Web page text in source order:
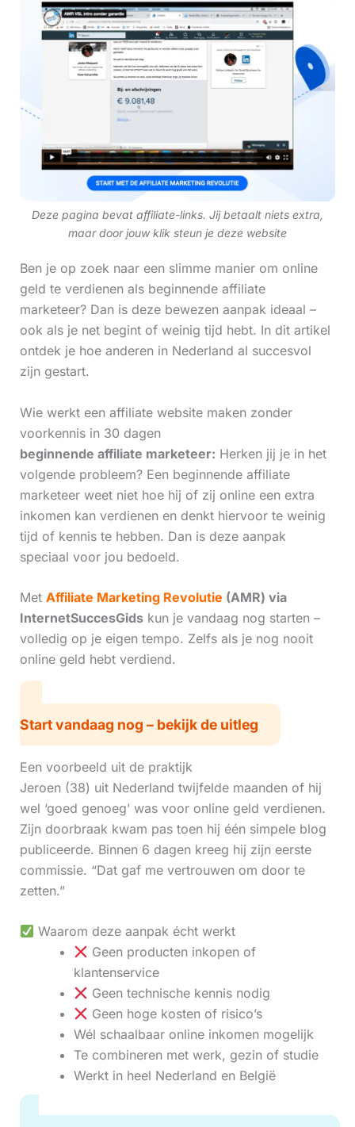
Deze pagina bevat affiliate-links. Jij betaalt niets extra,
maar door jouw klik steun je deze website
Ben je op zoek naar een slimme manier om online
geld te verdienen als beginnende affiliate
marketeer? Dan is deze bewezen aanpak ideaal –
ook als je net begint of weinig tijd hebt. In dit artikel
ontdek je hoe anderen in Nederland al succesvol
zijn gestart.
Wie werkt een affiliate website maken zonder
voorkennis in 30 dagen
beginnende affiliate marketeer: Herken jij je in het
volgende probleem? Een beginnende affiliate
marketeer weet niet hoe hij of zij online een extra
inkomen kan verdienen en denkt hiervoor te weinig
tijd of kennis te hebben. Dan is deze aanpak
speciaal voor jou bedoeld.
Met Affiliate Marketing Revolutie (AMR) via
InternetSuccesGidskun je vandaag nog starten –
volledig op je eigen tempo. Zelfs als je nog nooit
online geld hebt verdiend.
Start vandaag nog – bekijk de uitleg
Een voorbeeld uit de praktijk
Jeroen (38) uit Nederland twijfelde maanden of hij
wel ‘goed genoeg’ was voor online geld verdienen.
Zijn doorbraak kwam pas toen hij één simpele blog
publiceerde. Binnen 6 dagen kreeg hij zijn eerste
commissie. “Dat gaf me vertrouwen om door te
zetten.”
Waarom deze aanpak écht werkt
Geen producten inkopen of
klantenservice
Geen technische kennis nodig
Geen hoge kosten of risico’s
Wél schaalbaar online inkomen mogelijk
Te combineren met werk, gezin of studie
Werkt in heel Nederland en België